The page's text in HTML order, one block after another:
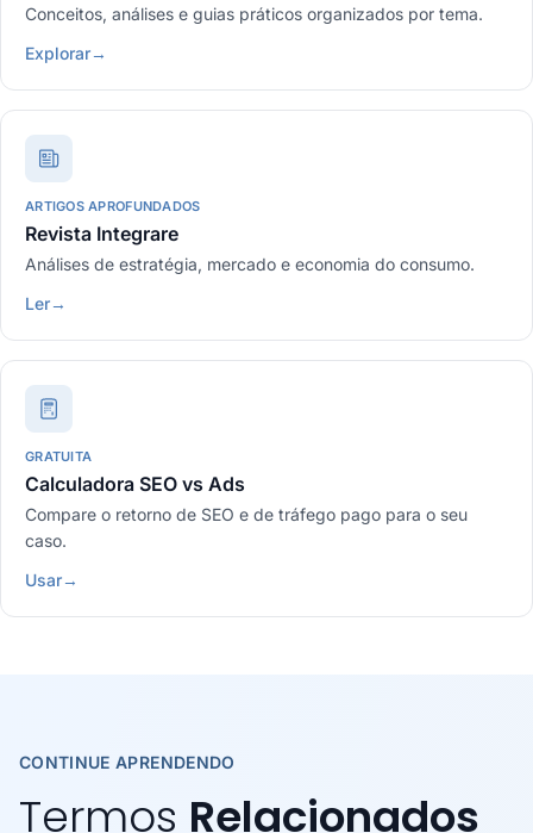
Conceitos, análises e guias práticos organizados por tema.
Explorar→
ARTIGOS APROFUNDADOS
Revista Integrare
Análises de estratégia, mercado e economia do consumo.
Ler→
GRATUITA
Calculadora SEO vs Ads
Compare o retorno de SEO e de tráfego pago para o seu
caso.
Usar→
CONTINUE APRENDENDO
Termos Relacionados